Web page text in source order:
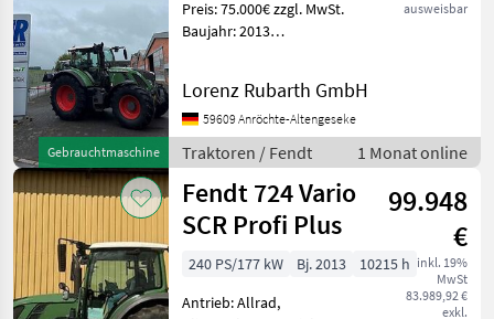
Vario
(Gen3)
211
Vario F
(Gen3)
309
LSA
310
Vario
311
LSA
Alle
anzeigen
Gebrauchtmaschine
ausweisbar
Preis: 75.000€ zzgl. MwSt.
Baujahr: 2013
Vario SCR in
Grundausrüstung.
Frontzapfwelle 1000 U/min
Radarsensor DL - Be
Lorenz Rubarth GmbH
59609 Anröchte-Altengeseke
Traktoren / Fendt 1 Monat online
Fendt 724 Vario
SCR Profi Plus
99.948
€
inkl. 19%
MwSt
83.989,92 €
exkl.
240 PS/177 kW Bj. 2013
10215 h
Antrieb: Allrad,